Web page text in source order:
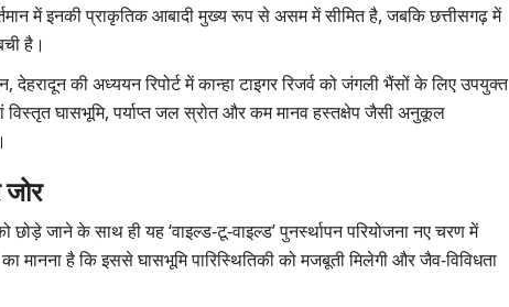
में इनकी प्राकृतिक आबादी मुख्य रूप से असम में सीमित है, जबकि छत्तीसगढ़ में
है।
देहरादून की अध्ययन रिपोर्ट में कान्हा टाइगर रिजर्व को जंगली भैंसों के लिए उपयुक्त
विस्तृत घासभूमि, पर्याप्त जल स्रोत और कम मानव हस्तक्षेप जैसी अनुकूल
जाने के साथ ही यह ‘वाइल्ड-टू-वाइल्ड’ पुनर्स्थापन परियोजना नए चरण में
मानना है कि इससे घासभूमि पारिस्थितिकी को मजबूती मिलेगी और जैव-विविधता